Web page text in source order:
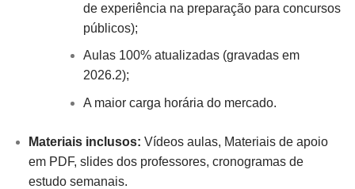
de experiência na preparação para concursos
públicos);
Aulas 100% atualizadas (gravadas em
2026.2);
A maior carga horária do mercado.
Materiais inclusos: Vídeos aulas, Materiais de apoio
em PDF, slides dos professores, cronogramas de
estudo semanais.